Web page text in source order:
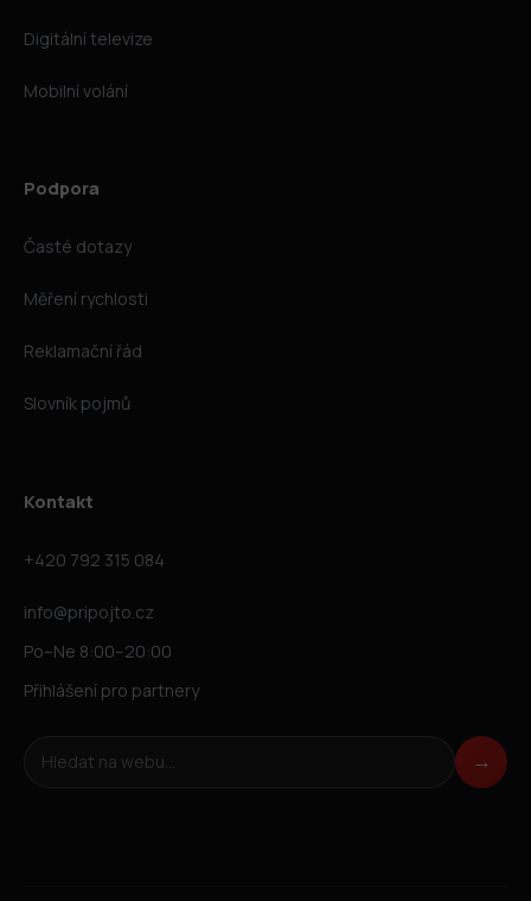
Digitální televize
Mobilní volání
Podpora
Časté dotazy
Měření rychlosti
Reklamační řád
Slovník pojmů
Kontakt
+420 792 315 084
info@pripojto.cz
Po–Ne 8:00–20:00
Přihlášení pro partnery
Hledat na webu →